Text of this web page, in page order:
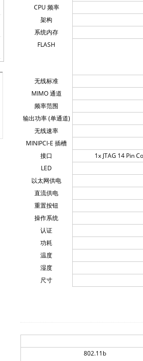
CPU 频率
架构
系统内存
FLASH
无线标准
MIMO 通道
频率范围
输出功率 (单通道)
无线速率
MINIPCI-E 插槽
接口
1x JTAG 14 Pin
LED
以太网供电
直流供电
重置按钮
操作系统
认证
功耗
温度
湿度
尺寸
802.11b